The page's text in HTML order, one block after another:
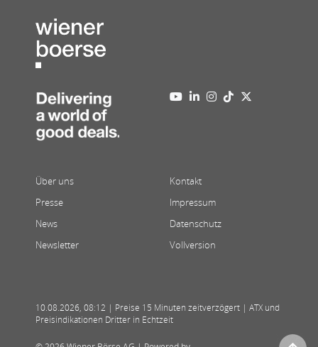
Über uns
Presse
News
Newsletter
Kontakt
Impressum
Datenschutz
Vollversion
10.08.2026, 08:12 | Preise 15 Minuten zeitverzögert | ATX und
Preisindikationen Dritter in Echtzeit